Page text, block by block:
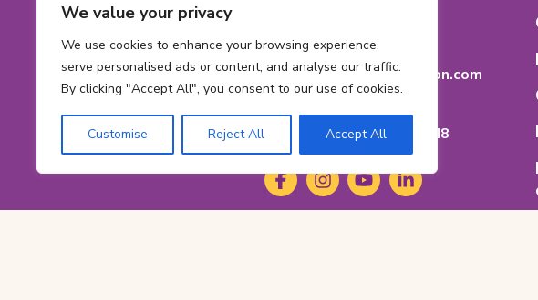
We value your privacy
We use cookies to enhance your browsing experience,
serve personalised ads or content, and analyse our traffic.
By clicking "Accept All", you consent to our use of cookies.
Customise Reject All Accept All
sans
frais:
Numéro
de
telephone:
613 737-2780
Adresse
courriel:
info@cheofoundation.com
Address
415 Smyth Rd
Ottawa,ONOntario
K1H 8M8
K-
1-
H-
8-
Social
Media
Facebook
(s'ouvre
dans
Instagram
(s'ouvre
dans
YouTube
(s'ouvre
dans
LinkedIn
(s'ouvre
dans